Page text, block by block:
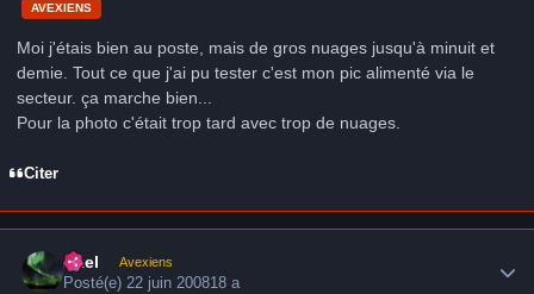
AVEXIENS
Moi j'étais bien au poste, mais de gros nuages jusqu'à minuit et
demie. Tout ce que j'ai pu tester c'est mon pic alimenté via le
secteur. ça marche bien...
Pour la photo c'était trop tard avec trop de nuages.
Citer
Axel Avexiens
Posté(e)22 juin 200818 a